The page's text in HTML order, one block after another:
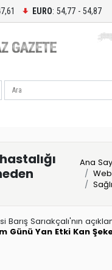
EURO: 54,77 - 54,87
Ara
Ana
Barış Sarıakçalı'nın
Günü Yan Etki Kan